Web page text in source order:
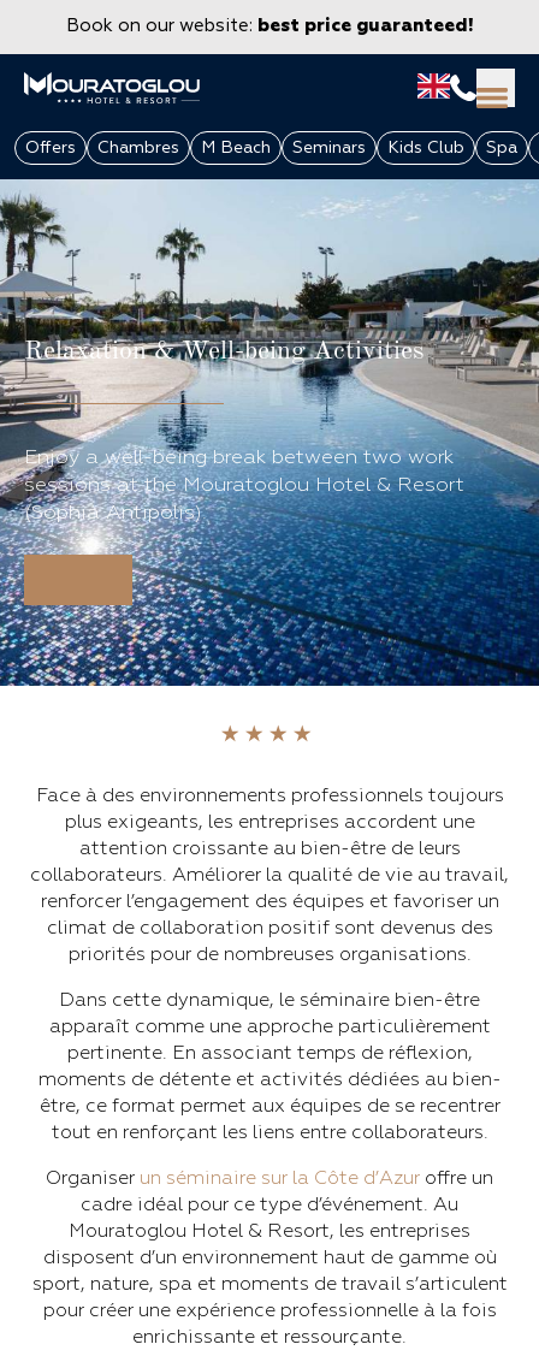
Book on our website: best price guaranteed!
GROUPS & CORPORATE
Offers Chambres M Beach Seminars Kids Club Spa
Relaxation & Well-being Activities
Enjoy a well-being break between two work
sessions at the Mouratoglou Hotel & Resort
(Sophia Antipolis).
Face à des environnements professionnels toujours
plus exigeants, les entreprises accordent une
attention croissante au bien-être de leurs
collaborateurs. Améliorer la qualité de vie au travail,
renforcer l’engagement des équipes et favoriser un
climat de collaboration positif sont devenus des
priorités pour de nombreuses organisations.
Dans cette dynamique, le séminaire bien-être
apparaît comme une approche particulièrement
pertinente. En associant temps de réflexion,
moments de détente et activités dédiées au bien-
être, ce format permet aux équipes de se recentrer
tout en renforçant les liens entre collaborateurs.
Organiser un séminaire sur la Côte d’Azur offre un
cadre idéal pour ce type d’événement. Au
Mouratoglou Hotel & Resort, les entreprises
disposent d’un environnement haut de gamme où
sport, nature, spa et moments de travail s’articulent
pour créer une expérience professionnelle à la fois
enrichissante et ressourçante.